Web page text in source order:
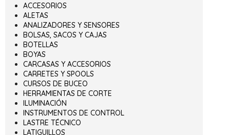
ACCESORIOS
ALETAS
ANALIZADORES Y SENSORES
BOLSAS, SACOS Y CAJAS
BOTELLAS
BOYAS
CARCASAS Y ACCESORIOS
CARRETES Y SPOOLS
CURSOS DE BUCEO
HERRAMIENTAS DE CORTE
ILUMINACIÓN
INSTRUMENTOS DE CONTROL
LASTRE TÉCNICO
LATIGUILLOS